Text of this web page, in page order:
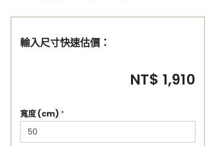
輸入尺寸快速估價：
NT$ 1,910
寬度 (cm) *